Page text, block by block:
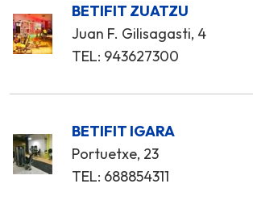
BETIFIT ZUATZU
Juan F. Gilisagasti, 4
TEL: 943627300
BETIFIT IGARA
Portuetxe, 23
TEL: 688854311